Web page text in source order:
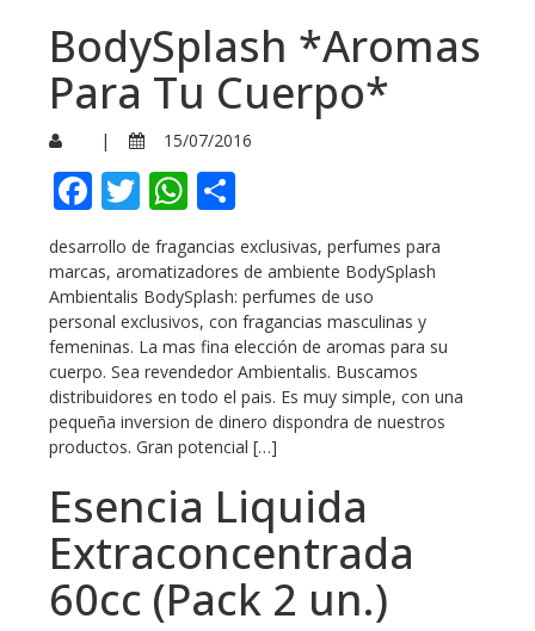
BodySplash *Aromas
Para Tu Cuerpo*
| 15/07/2016
Facebook
TwitterWhatsApp
desarrollo de fragancias exclusivas, perfumes para
marcas, aromatizadores de ambiente BodySplash
Ambientalis BodySplash: perfumes de uso
personal exclusivos, con fragancias masculinas y
femeninas. La mas fina elección de aromas para su
cuerpo. Sea revendedor Ambientalis. Buscamos
distribuidores en todo el pais. Es muy simple, con una
pequeña inversion de dinero dispondra de nuestros
productos. Gran potencial […]
Esencia Liquida
Extraconcentrada
60cc (Pack 2 un.)